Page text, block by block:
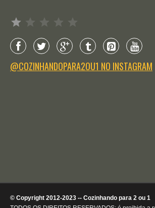
@COZINHANDOPARA2OU1 NO INSTAGRAM
© Copyright 2012-2023 -- Cozinhando para 2 ou 1